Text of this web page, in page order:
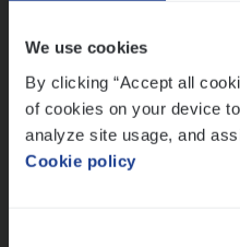
We use cookies
By clicking “Accept all
of cookies on your device
analyze site usage, and
Cookie policy
versterken
Mathias houdt van
humor